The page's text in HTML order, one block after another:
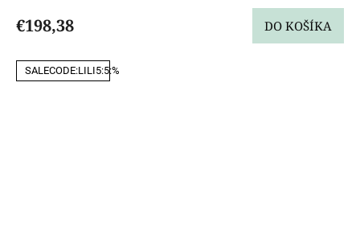
€198,38 DO KOŠÍKA
SALECODE:LILI5:5:%